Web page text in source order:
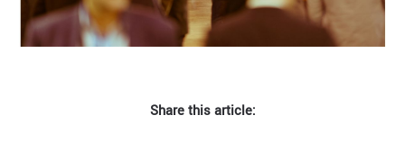
Share this article: